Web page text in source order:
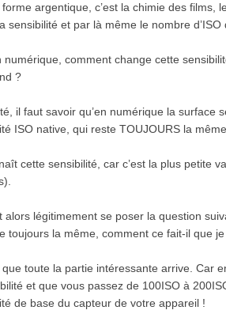
forme argentique, c’est la chimie des films,
sensibilité et par là même le nombre d’ISO
numérique, comment change cette
?
il faut savoir qu’en numérique la surface
ISO native, qui reste TOUJOURS la même.
cette sensibilité, car c’est la plus petite
alors légitimement se poser la question
toujours la même, comment ce fait-il que
que toute la partie intéressante arrive. Car
et que vous passez de 100ISO à
de base du capteur de votre appareil !